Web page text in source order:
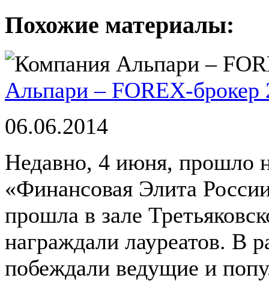
Похожие материалы:
Альпари – FOREX-брокер
06.06.2014
Недавно, 4 июня, прошло
«Финансовая Элита
прошла в зале
награждали лауреатов. В
побеждали ведущие и